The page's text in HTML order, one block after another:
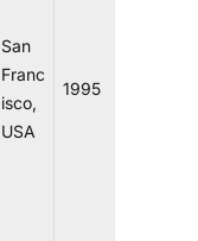
San
Franc
isco,
USA
1995